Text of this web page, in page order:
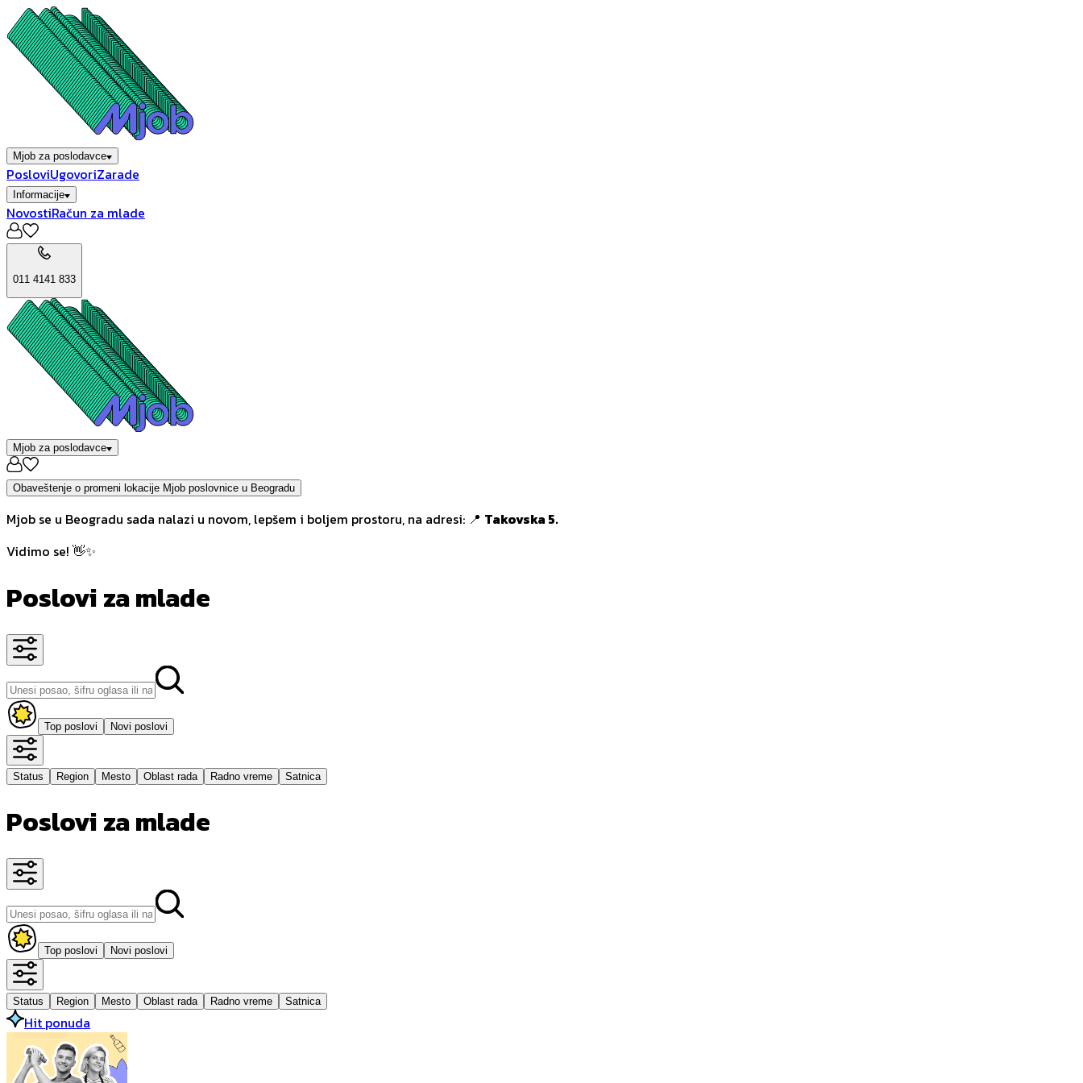
Mjob za poslodavce
PosloviUgovoriZarade
Informacije
NovostiRačun za mlade
011 4141 833
Mjob za poslodavce
Obaveštenje o promeni lokacije Mjob poslovnice u Beogradu
Mjob se u Beogradu sada nalazi u novom, lepšem i boljem prostoru, na adresi: 📍 Takovska 5.
Vidimo se! 👋✨
Poslovi za mlade
Top poslovi Novi poslovi
Status Region Mesto Oblast rada Radno vreme Satnica
Poslovi za mlade
Top poslovi Novi poslovi
Status Region Mesto Oblast rada Radno vreme Satnica
Hit ponuda